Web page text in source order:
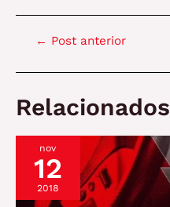
Navegação
Post
← Post anterior
Relacionados
nov
12
2018